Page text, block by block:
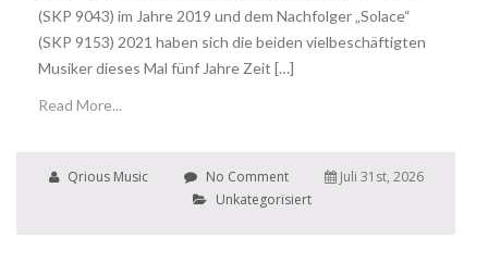
(SKP 9043) im Jahre 2019 und dem Nachfolger „Solace“
(SKP 9153) 2021 haben sich die beiden vielbeschäftigten
Musiker dieses Mal fünf Jahre Zeit […]
Read More...
Qrious Music No Comment
Juli 31st, 2026
Unkategorisiert